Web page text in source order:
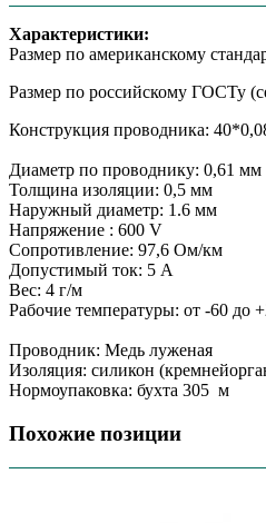
Характеристики:
Размер по американскому
Размер по российскому ГОСТу
Конструкция проводника:
Диаметр по проводнику: 0,61 мм
Толщина изоляции: 0,5 мм
Наружный диаметр: 1.6 мм
Напряжение : 600 V
Сопротивление: 97,6 Ом/км
Допустимый ток: 5 А
Вес: 4 г/м
Рабочие температуры: от -60 до
Проводник: Медь луженая
Изоляция: силикон
Нормоупаковка: бухта 305 м
Похожие позиции